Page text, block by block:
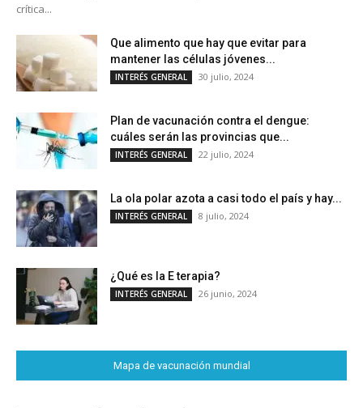
crítica...
Que alimento que hay que evitar para
mantener las células jóvenes...
INTERÉS GENERAL 30 julio, 2024
Plan de vacunación contra el dengue:
cuáles serán las provincias que...
INTERÉS GENERAL 22 julio, 2024
La ola polar azota a casi todo el país y hay...
INTERÉS GENERAL 8 julio, 2024
¿Qué es la E terapia?
INTERÉS GENERAL 26 junio, 2024
Mapa de vacunación mundial